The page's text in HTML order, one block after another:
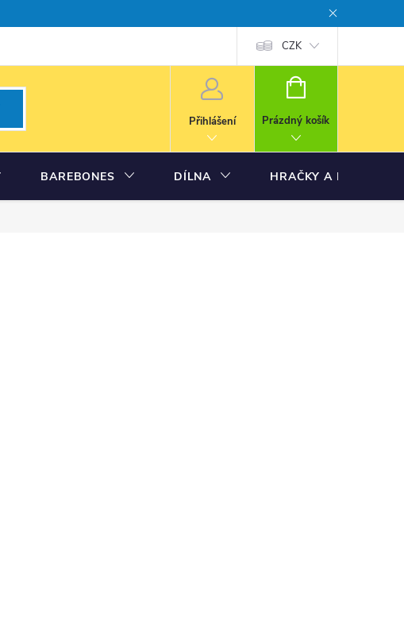
CZK
Přihlášení
NÁKUPNÍ
Prázdný košík
BAREBONES DÍLNA HRAČKY A MODELY